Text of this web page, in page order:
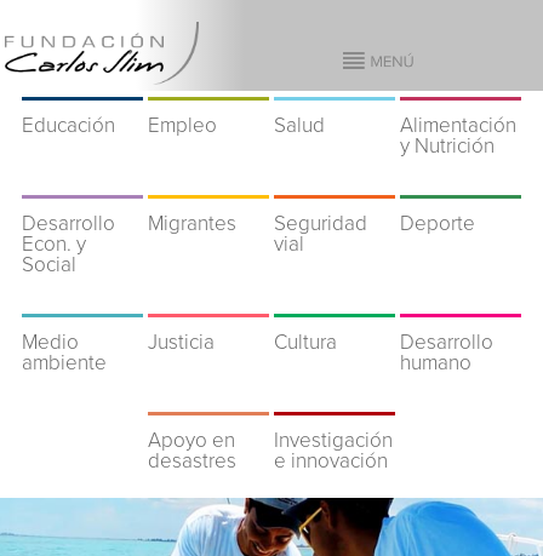
Educación Empleo Salud
Alimentación
y Nutrición
Desarrollo
Econ. y
Social
Migrantes
Seguridad
vial
Deporte
Medio
ambiente
Justicia Cultura
Desarrollo
humano
Apoyo en
desastres
Investigación
e innovación